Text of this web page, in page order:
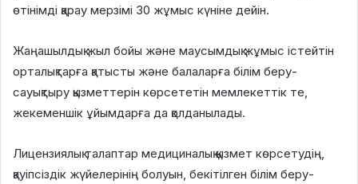
өтінімді қарау мерзімі 30 жұмыс күніне дейін.
Жаңашылдық жыл бойы және маусымдық жұмыс істейтін
орталықтарға қатысты және балаларға білім беру-
сауықтыру қызметтерін көрсететін мемлекеттік те,
жекеменшік ұйымдарға да қолданылады.
Лицензиялық талаптар медициналық қызмет көрсетудің,
қауіпсіздік жүйелерінің болуын, бекітілген білім беру-